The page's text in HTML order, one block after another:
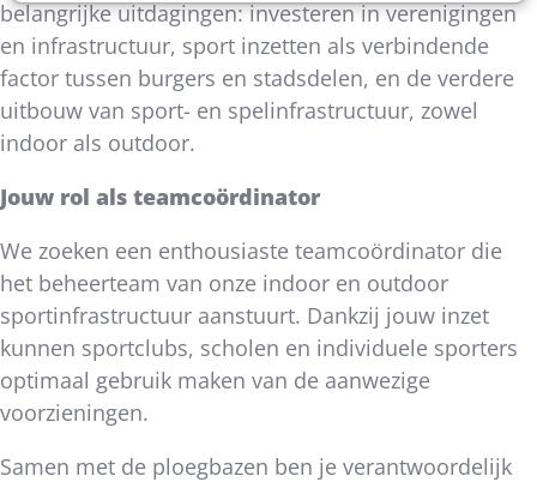
belangrijke uitdagingen: investeren in verenigingen
en infrastructuur, sport inzetten als verbindende
factor tussen burgers en stadsdelen, en de verdere
uitbouw van sport- en spelinfrastructuur, zowel
indoor als outdoor.
Jouw rol als teamcoördinator
We zoeken een enthousiaste teamcoördinator die
het beheerteam van onze indoor en outdoor
sportinfrastructuur aanstuurt. Dankzij jouw inzet
kunnen sportclubs, scholen en individuele sporters
optimaal gebruik maken van de aanwezige
voorzieningen.
Samen met de ploegbazen ben je verantwoordelijk